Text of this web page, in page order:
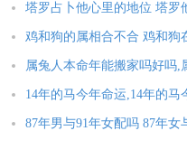
十二月份：结束2023年，准
2023年的最后一个月份，属
作，开始准备迎接2024年。
计，以确保自己在未来的生
塔罗占卜他心里的地位 塔罗
鸡和狗的属相合不合 鸡和狗
属兔人本命年能搬家吗好吗,
14年的马今年命运,14年的马
87年男与91年女配吗 87年女